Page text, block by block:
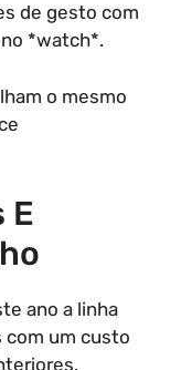
de gesto com
no *watch*.
o mesmo
E
ano a linha
com um custo